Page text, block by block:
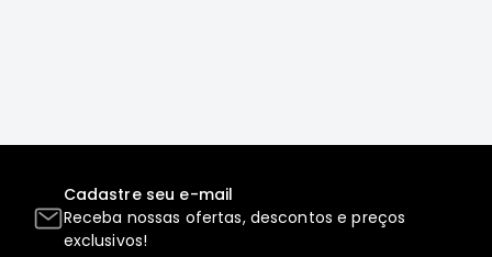
Filtros
Cadastre seu e-mail
Receba nossas ofertas, descontos e preços
exclusivos!